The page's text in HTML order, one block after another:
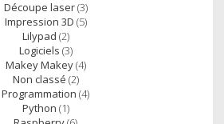
Découpe laser(3)
Impression 3D (5)
Lilypad (2)
Logiciels (3)
Makey Makey(4)
Non classé (2)
Programmation (4)
Python (1)